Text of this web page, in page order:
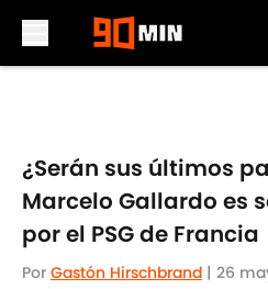
¿Serán sus últimos
Marcelo Gallardo es
por el PSG de Francia
Por Gastón Hirschbrand | 26